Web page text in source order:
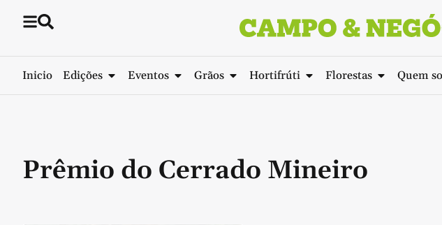
Inicio Edições Eventos Grãos Hortifrúti Florestas Quem
Prêmio do Cerrado Mineiro